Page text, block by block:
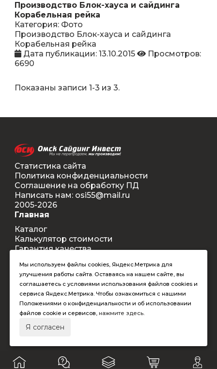
Производство Блок-хауса и сайдинга
Корабельная рейка
Категория: Фото
Производство Блок-хауса и сайдинга
Корабельная рейка
Дата публикации: 13.10.2015
Просмотров:
6690
Показаны записи 1-3 из 3.
Статистика сайта
Политика конфиденциальности
Соглашение на обработку ПД
Написать нам: osi55@mail.ru
2005-2026
Главная
Каталог
Калькулятор стоимости
Гарантия качества
Контакты
Покупателям
Способы оплаты
Условия оформления заказа
Таблица допустимых размеров
Мы используем файлы cookies, Яндекс.Метрика для
улучшения работы сайта. Оставаясь на нашем сайте, вы
соглашаетесь с условиями использования файлов cookies и
сервиса Яндекс.Метрика. Чтобы ознакомиться с нашими
Положениями о конфиденциальности и об использовании
файлов cookie и сервисов, нажмите здесь.
Я согласен